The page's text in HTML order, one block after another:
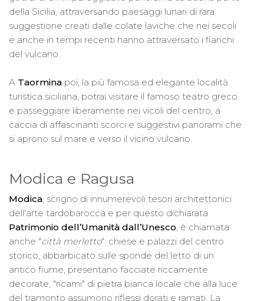
della Sicilia, attraversando paesaggi lunari di rara
suggestione creati dalle colate laviche che nei secoli
e anche in tempi recenti hanno attraversato i fianchi
del vulcano.
A Taormina poi, la più famosa ed elegante località
turistica siciliana, potrai visitare il famoso teatro greco
e passeggiare liberamente nei vicoli del centro, a
caccia di affascinanti scorci e suggestivi panorami che
si aprono sul mare e verso il vicino vulcano.
Modica e Ragusa
Modica , scrigno di innumerevoli tesori architettonici
dell'arte tardobarocca e per questo dichiarata
Patrimonio dell’Umanità dall’Unesco , è chiamata
anche "città merletto": chiese e palazzi del centro
storico, abbarbicato sulle sponde del letto di un
antico fiume, presentano facciate riccamente
decorate, "ricami" di pietra bianca locale che alla luce
del tramonto assumono riflessi dorati e ramati. La